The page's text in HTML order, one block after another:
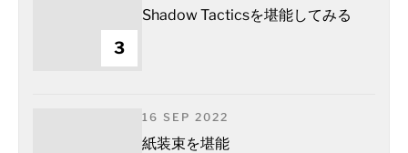
3
Shadow Tacticsを堪能してみる
16 SEP 2022
紙装束を堪能